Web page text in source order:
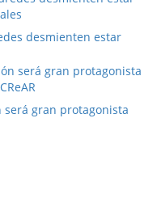
desmienten estar
gran protagonista